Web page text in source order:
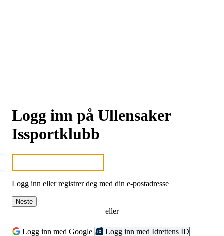
Logg inn på Ullensaker
Issportklubb
Logg inn eller registrer deg med din e-postadresse
Neste
eller
Logg inn med Google Logg inn med Idrettens ID